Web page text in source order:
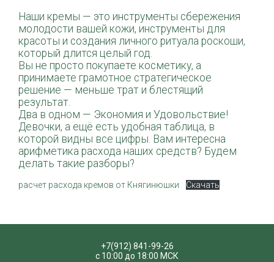
Наши кремы — это инструменты сбережения
молодости вашей кожи, инструменты для
красоты и создания личного ритуала роскоши,
который длится целый год.
Вы не просто покупаете косметику, а
принимаете грамотное стратегическое
решение — меньше трат и блестящий
результат.
Два в одном — Экономия и Удовольствие!
Девочки, а ещё есть удобная таблица, в
которой видны все цифры. Вам интересна
арифметика расхода наших средств? Будем
делать такие разборы?
расчет расхода кремов от Княгинюшки Скачать
+7(912) 841-99-26
с 10:00 до 18:00 МСК